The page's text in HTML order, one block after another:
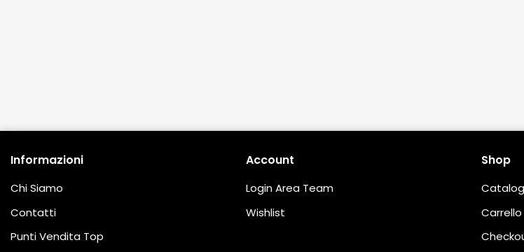
Informazioni
Chi Siamo
Contatti
Punti Vendita Top
Account
Login Area Team
Wishlist
Shop
Carrello